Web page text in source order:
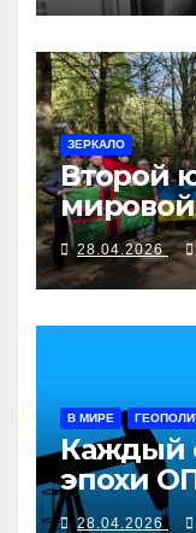
ЗЕРКАЛО
Второй
28.04.2026
В МИРЕ
Каждый
эпохи
краха РФ
28.04.2026